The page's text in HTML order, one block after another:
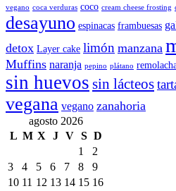
vegano coca verduras coco cream cheese frosting
desayuno espinacas frambuesas
detox Layer cake limón manzana
Muffins naranja pepino plátano
sin huevos sin lácteos
vegana vegano zanahoria
agosto 2026
L M X J V S D
1
2
3
4 5 6 7 8
9
10 11 12 13 14 15 16